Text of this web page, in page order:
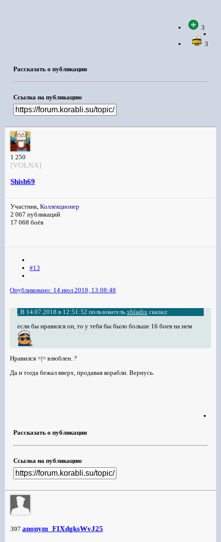
3
3
Рассказать о публикации
Ссылка на публикацию
1 250
[VOLNA]
Shish69
Участник, Коллекционер
2 067 публикаций
17 068 боёв
#13
Опубликовано: 14 июл 2018, 13:08:48
В 14.07.2018 в 12:51:52 пользователь xbladix сказал:
если бы нравился он, то у тебя бы было больше 16 боев на нем
Нравился =|= влюблен. ?
Да и тогда бежал вверх, продавая корабли. Вернусь.
Рассказать о публикации
Ссылка на публикацию
397 anonym_FIXdgksWvJ25